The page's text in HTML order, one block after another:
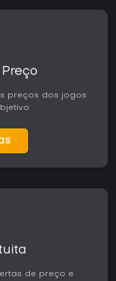
preços dos jogos
de preço e